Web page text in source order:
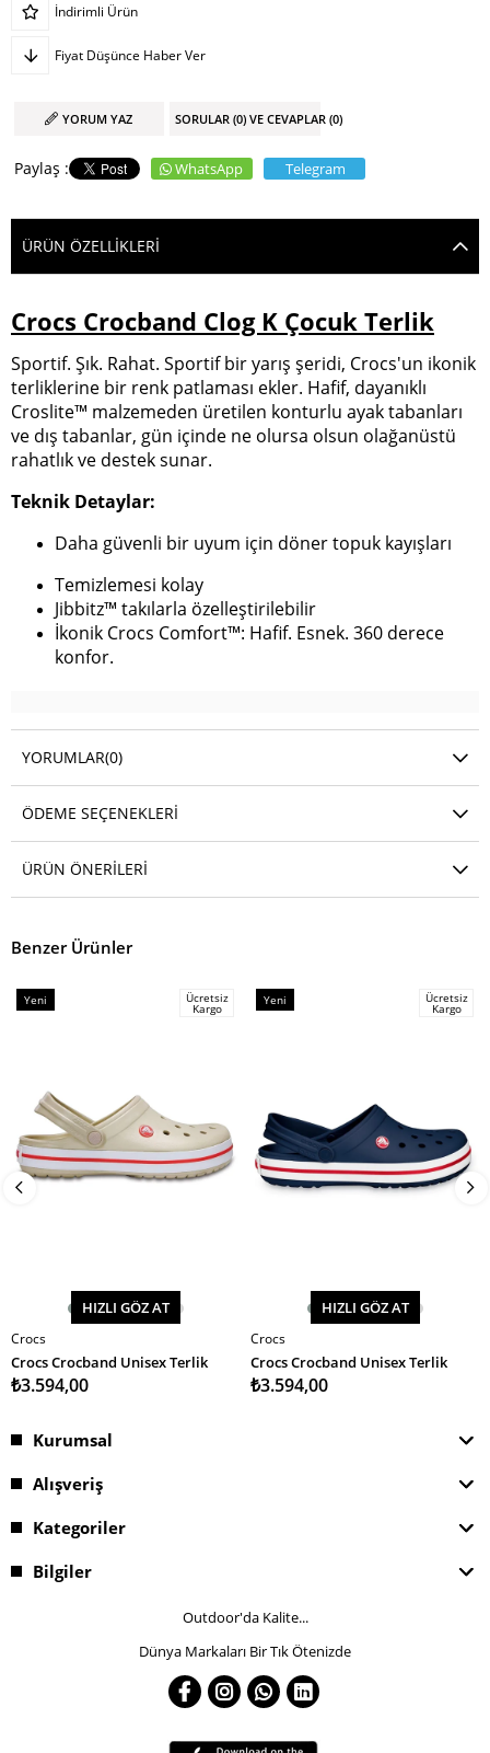
İndirimli Ürün
Fiyat Düşünce Haber Ver
YORUM YAZ SORULAR (0) VE CEVAPLAR (0)
WhatsApp Telegram
ÜRÜN ÖZELLIKLERI
Crocs Crocband Clog K Çocuk Terlik
Sportif. Şık. Rahat. Sportif bir yarış şeridi, Crocs'un ikonik
terliklerine bir renk patlaması ekler. Hafif, dayanıklı
Croslite™ malzemeden üretilen konturlu ayak tabanları
ve dış tabanlar, gün içinde ne olursa olsun olağanüstü
rahatlık ve destek sunar.
Teknik Detaylar:
Daha güvenli bir uyum için döner topuk kayışları
Temizlemesi kolay
Jibbitz™ takılarla özelleştirilebilir
İkonik Crocs Comfort™: Hafif. Esnek. 360 derece
konfor.
YORUMLAR(0)
ÖDEME SEÇENEKLERI
ÜRÜN ÖNERILERI
Benzer Ürünler
SEPETE EKLE
Yeni
Ücretsiz
Kargo
HIZLI GÖZ AT
Crocs
Crocs Crocband Unisex Terlik
₺3.594,00
SEPETE EKLE
Yeni
Ücretsiz
Kargo
HIZLI GÖZ AT
Crocs
Crocs Crocband Unisex Terlik
₺3.594,00
Kurumsal
Alışveriş
Kategoriler
Bilgiler
Outdoor'da Kalite...
Dünya Markaları Bir Tık Ötenizde